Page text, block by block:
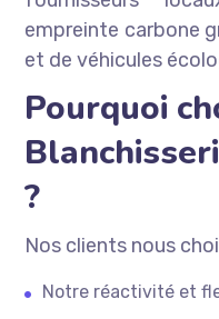
empreinte carbone
et de véhicules
Pourquoi
?
Nos clients nous
Notre réactivité et